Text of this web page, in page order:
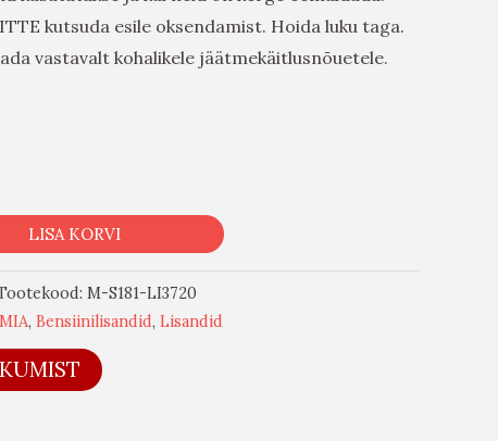
kutsuda esile oksendamist. Hoida luku taga.
vastavalt kohalikele jäätmekäitlusnõuetele.
LISA KORVI
M-S181-LI3720
, Bensiinilisandid, Lisandid